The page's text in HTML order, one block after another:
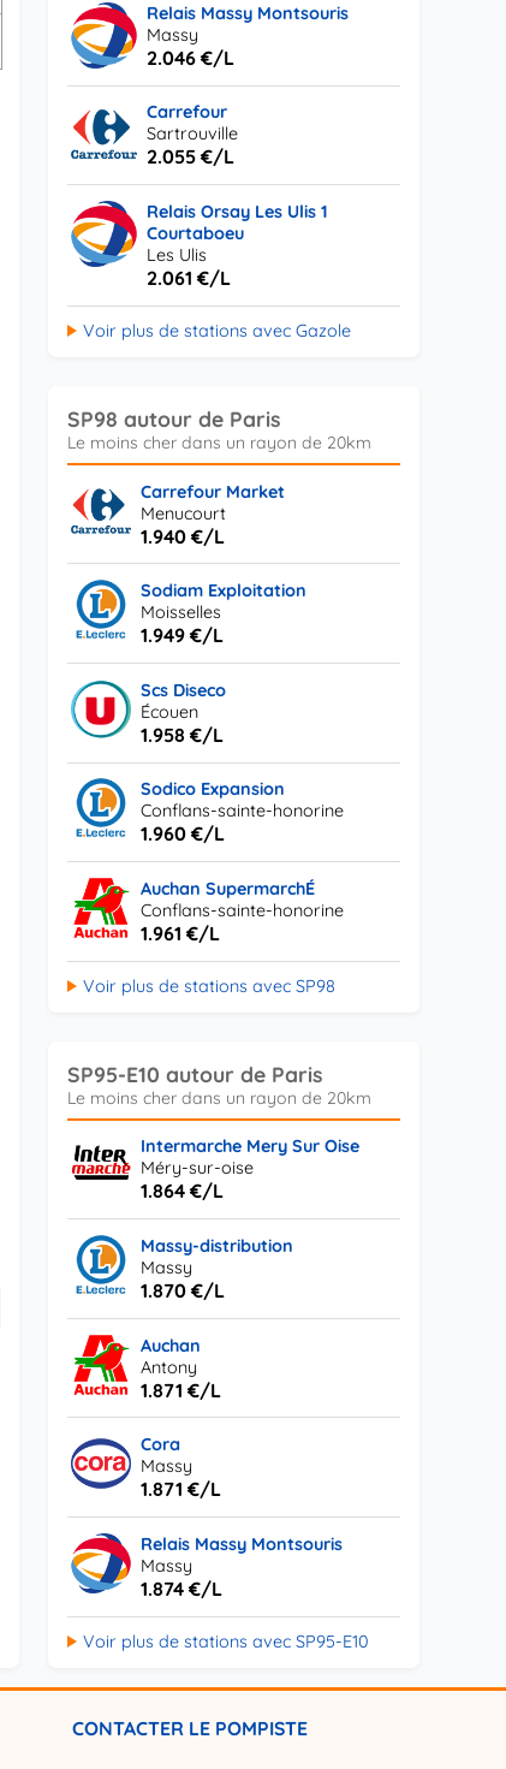
Relais Massy Montsouris
Massy
2.046 €/L
Carrefour
Sartrouville
2.055 €/L
Relais Orsay Les Ulis 1
Courtaboeu
Les Ulis
2.061 €/L
Voir plus de stations avec Gazole
SP98 autour de Paris
Carrefour Market
Menucourt
1.940 €/L
Sodiam Exploitation
Moisselles
1.949 €/L
Scs Diseco
Écouen
1.958 €/L
Sodico Expansion
Conflans-sainte-honorine
1.960 €/L
Auchan SupermarchÉ
Conflans-sainte-honorine
1.961 €/L
Voir plus de stations avec SP98
SP95-E10 autour de Paris
Intermarche Mery Sur Oise
Méry-sur-oise
1.864 €/L
Massy-distribution
Massy
1.870 €/L
Auchan
Antony
1.871 €/L
Cora
Massy
1.871 €/L
Relais Massy Montsouris
Massy
1.874 €/L
Voir plus de stations avec SP95-E10
CONTACTER LE POMPISTE